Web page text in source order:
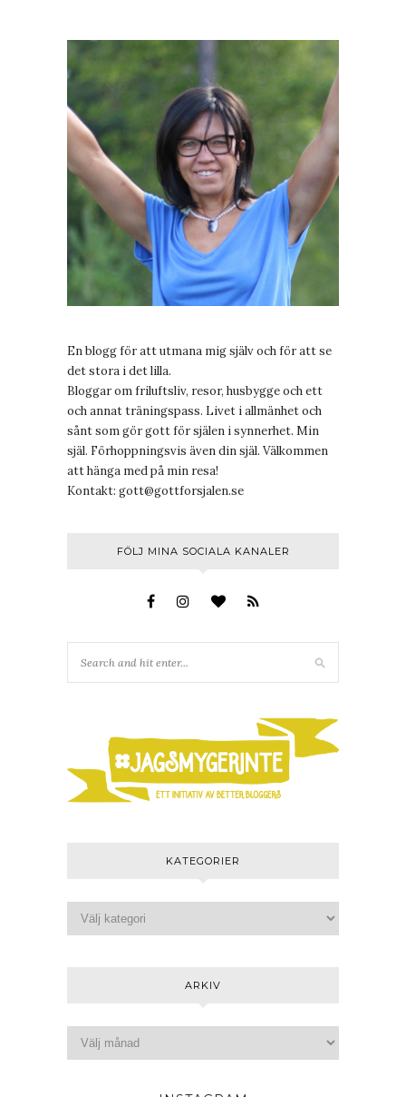
En blogg för att utmana mig själv och för att se
det stora i det lilla.
Bloggar om friluftsliv, resor, husbygge och ett
och annat träningspass. Livet i allmänhet och
sånt som gör gott för själen i synnerhet. Min
själ. Förhoppningsvis även din själ. Välkommen
att hänga med på min resa!
Kontakt: gott@gottforsjalen.se
FÖLJ MINA SOCIALA KANALER
KATEGORIER
ARKIV